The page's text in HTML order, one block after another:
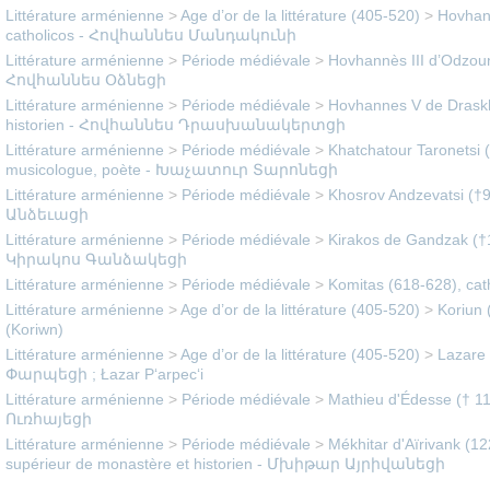
Littérature arménienne >Age d’or de la littérature (405-520) >
catholicos - Հովհաննես Մանդակունի
Littérature arménienne > Période médiévale > Hovhannès III
Հովհաննես Օձնեցի
Littérature arménienne > Période médiévale > Hovhannes V de
historien - Հովհաննես Դրասխանակերտցի
Littérature arménienne > Période médiévale > Khatchatour Taronetsi
musicologue, poète - Խաչատուր Տարոնեցի
Littérature arménienne > Période médiévale > Khosrov Andzevatsi
Անձեւացի
Littérature arménienne > Période médiévale > Kirakos de Gandzak
Կիրակոս Գանձակեցի
Littérature arménienne > Période médiévale > Komitas (618-628),
Littérature arménienne >Age d’or de la littérature (405-520) > Koriun
(Koriwn)
Littérature arménienne >Age d’or de la littérature (405-520) >
Փարպեցի ; Łazar P‘arpec‘i
Littérature arménienne > Période médiévale > Mathieu d'Édesse (†
Ուռհայեցի
Littérature arménienne > Période médiévale > Mékhitar d'Aïrivank
supérieur de monastère et historien - Մխիթար Այրիվանեցի